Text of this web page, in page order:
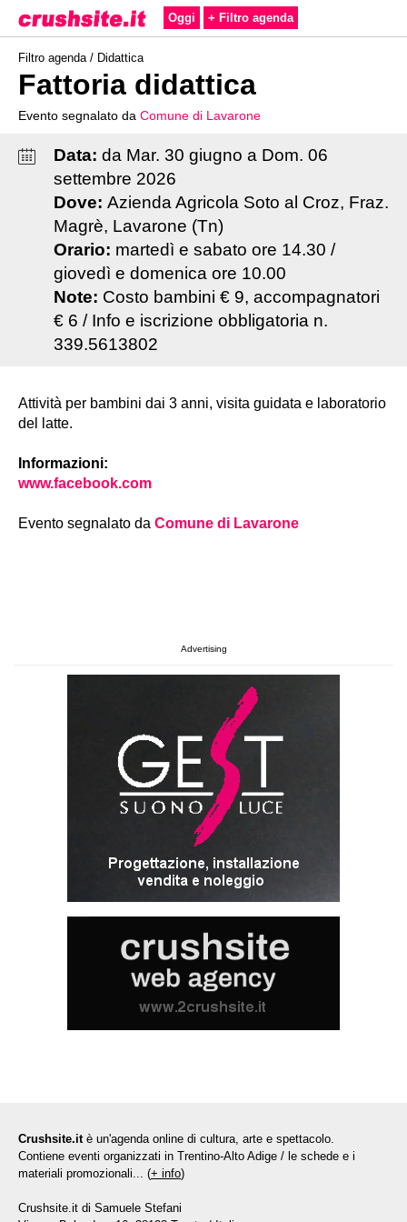
Oggi + Filtro agenda
Filtro agenda / Didattica
Fattoria didattica
Evento segnalato da Comune di Lavarone
Data: da Mar. 30 giugno a Dom. 06
settembre 2026
Dove: Azienda Agricola Soto al Croz, Fraz.
Magrè, Lavarone (Tn)
Orario: martedì e sabato ore 14.30 /
giovedì e domenica ore 10.00
Note: Costo bambini € 9, accompagnatori
€ 6 / Info e iscrizione obbligatoria n.
339.5613802
Attività per bambini dai 3 anni, visita guidata e laboratorio
del latte.
Informazioni:
www.facebook.com
Evento segnalato da Comune di Lavarone
Advertising
Crushsite.it è un'agenda online di cultura, arte e spettacolo.
Contiene eventi organizzati in Trentino-Alto Adige / le schede e i
materiali promozionali... (+ info)
Crushsite.it di Samuele Stefani